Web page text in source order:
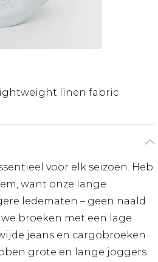
linen fabric
voor elk seizoen. Heb
want onze lange
ledematen – geen naald
broeken met een lage
jeans en cargobroeken
grote en lange joggers